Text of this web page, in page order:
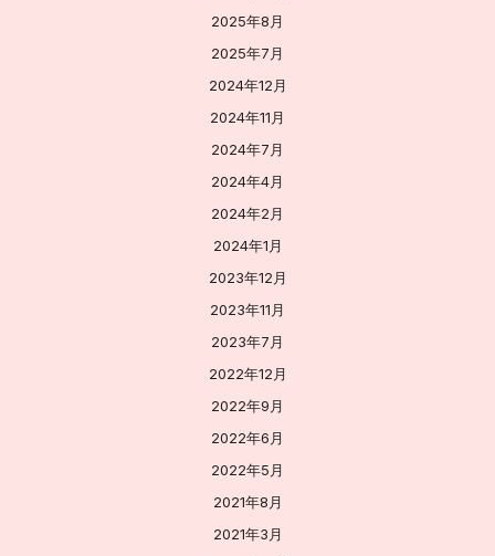
2025年8月
2025年7月
2024年12月
2024年11月
2024年7月
2024年4月
2024年2月
2024年1月
2023年12月
2023年11月
2023年7月
2022年12月
2022年9月
2022年6月
2022年5月
2021年8月
2021年3月